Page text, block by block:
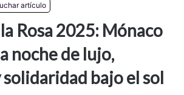
artículo
Rosa 2025: Mónaco
noche de lujo,
bajo el sol